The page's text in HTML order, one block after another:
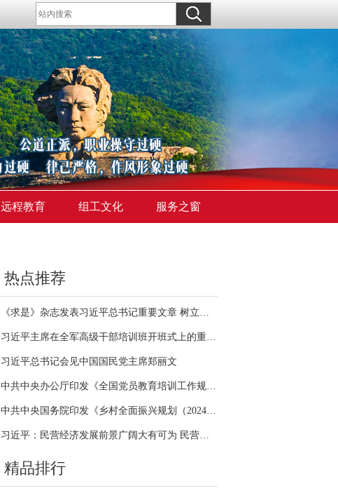
远程教育 组工文化 服务之窗
热点推荐
《求是》杂志发表习近平总书记重要文章 树立和践行正确政绩观
习近平主席在全军高级干部培训班开班式上的重要讲话引领全军开展思想整风、深化政治整训
习近平总书记会见中国国民党主席郑丽文
中共中央办公厅印发《全国党员教育培训工作规划（2024－2028年）》
中共中央国务院印发《乡村全面振兴规划（2024—2027年）》
习近平：民营经济发展前景广阔大有可为 民营企业和民营企业家大显身手正当其时
精品排行